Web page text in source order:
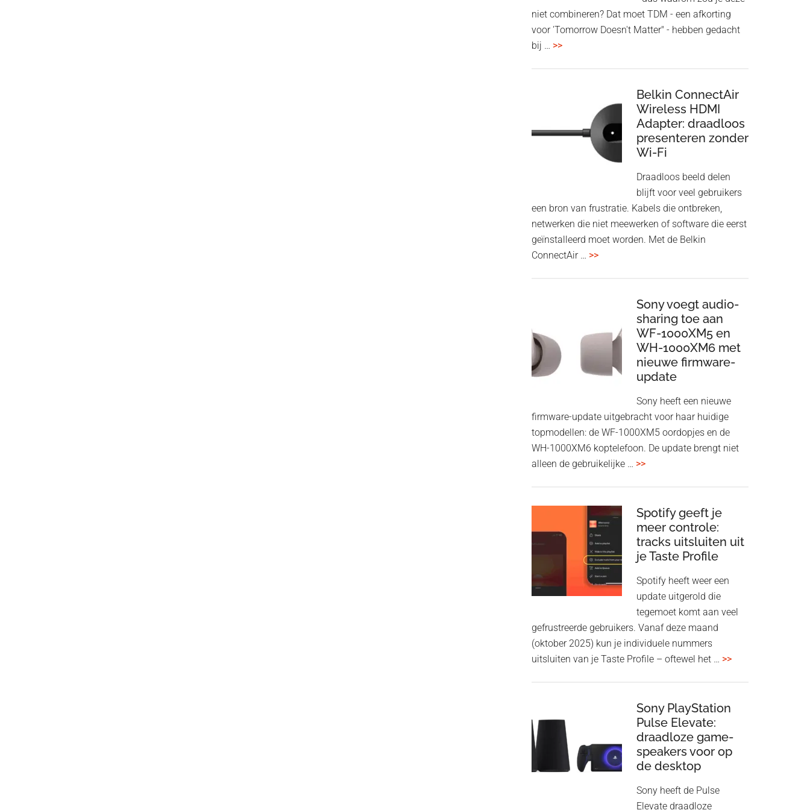
niet combineren? Dat moet TDM - een afkorting
voor 'Tomorrow Doesn't Matter" - hebben gedacht
bij … >>overHoofdtelefoon
twist
Belkin ConnectAir
Wireless HDMI
Adapter: draadloos
presenteren zonder
Wi-Fi
Draadloos beeld delen
blijft voor veel gebruikers
een bron van frustratie. Kabels die ontbreken,
netwerken die niet meewerken of software die eerst
geïnstalleerd moet worden. Met de Belkin
ConnectAir … >>overBelkin
draadloos
presenteren
zonder
Wi-
Sony voegt audio-
sharing toe aan
WF-1000XM5 en
WH-1000XM6 met
nieuwe firmware-
update
Sony heeft een nieuwe
firmware-update uitgebracht voor haar huidige
topmodellen: de WF-1000XM5 oordopjes en de
WH-1000XM6 koptelefoon. De update brengt niet
alleen de gebruikelijke … >>overSony
sharing
toe
aan
WF-
1000XM6
Spotify geeft je
meer controle:
tracks uitsluiten uit
je Taste Profile
Spotify heeft weer een
update uitgerold die
tegemoet komt aan veel
gefrustreerde gebruikers. Vanaf deze maand
(oktober 2025) kun je individuele nummers
uitsluiten van je Taste Profile – oftewel het … >>overSpotify
tracks
uitsluiten
Sony PlayStation
Pulse Elevate:
draadloze game-
speakers voor op
de desktop
Sony heeft de Pulse
Elevate draadloze